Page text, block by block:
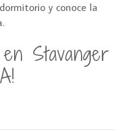
y conoce la
Stavanger